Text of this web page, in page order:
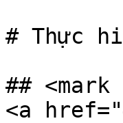
# Thực
##
<a